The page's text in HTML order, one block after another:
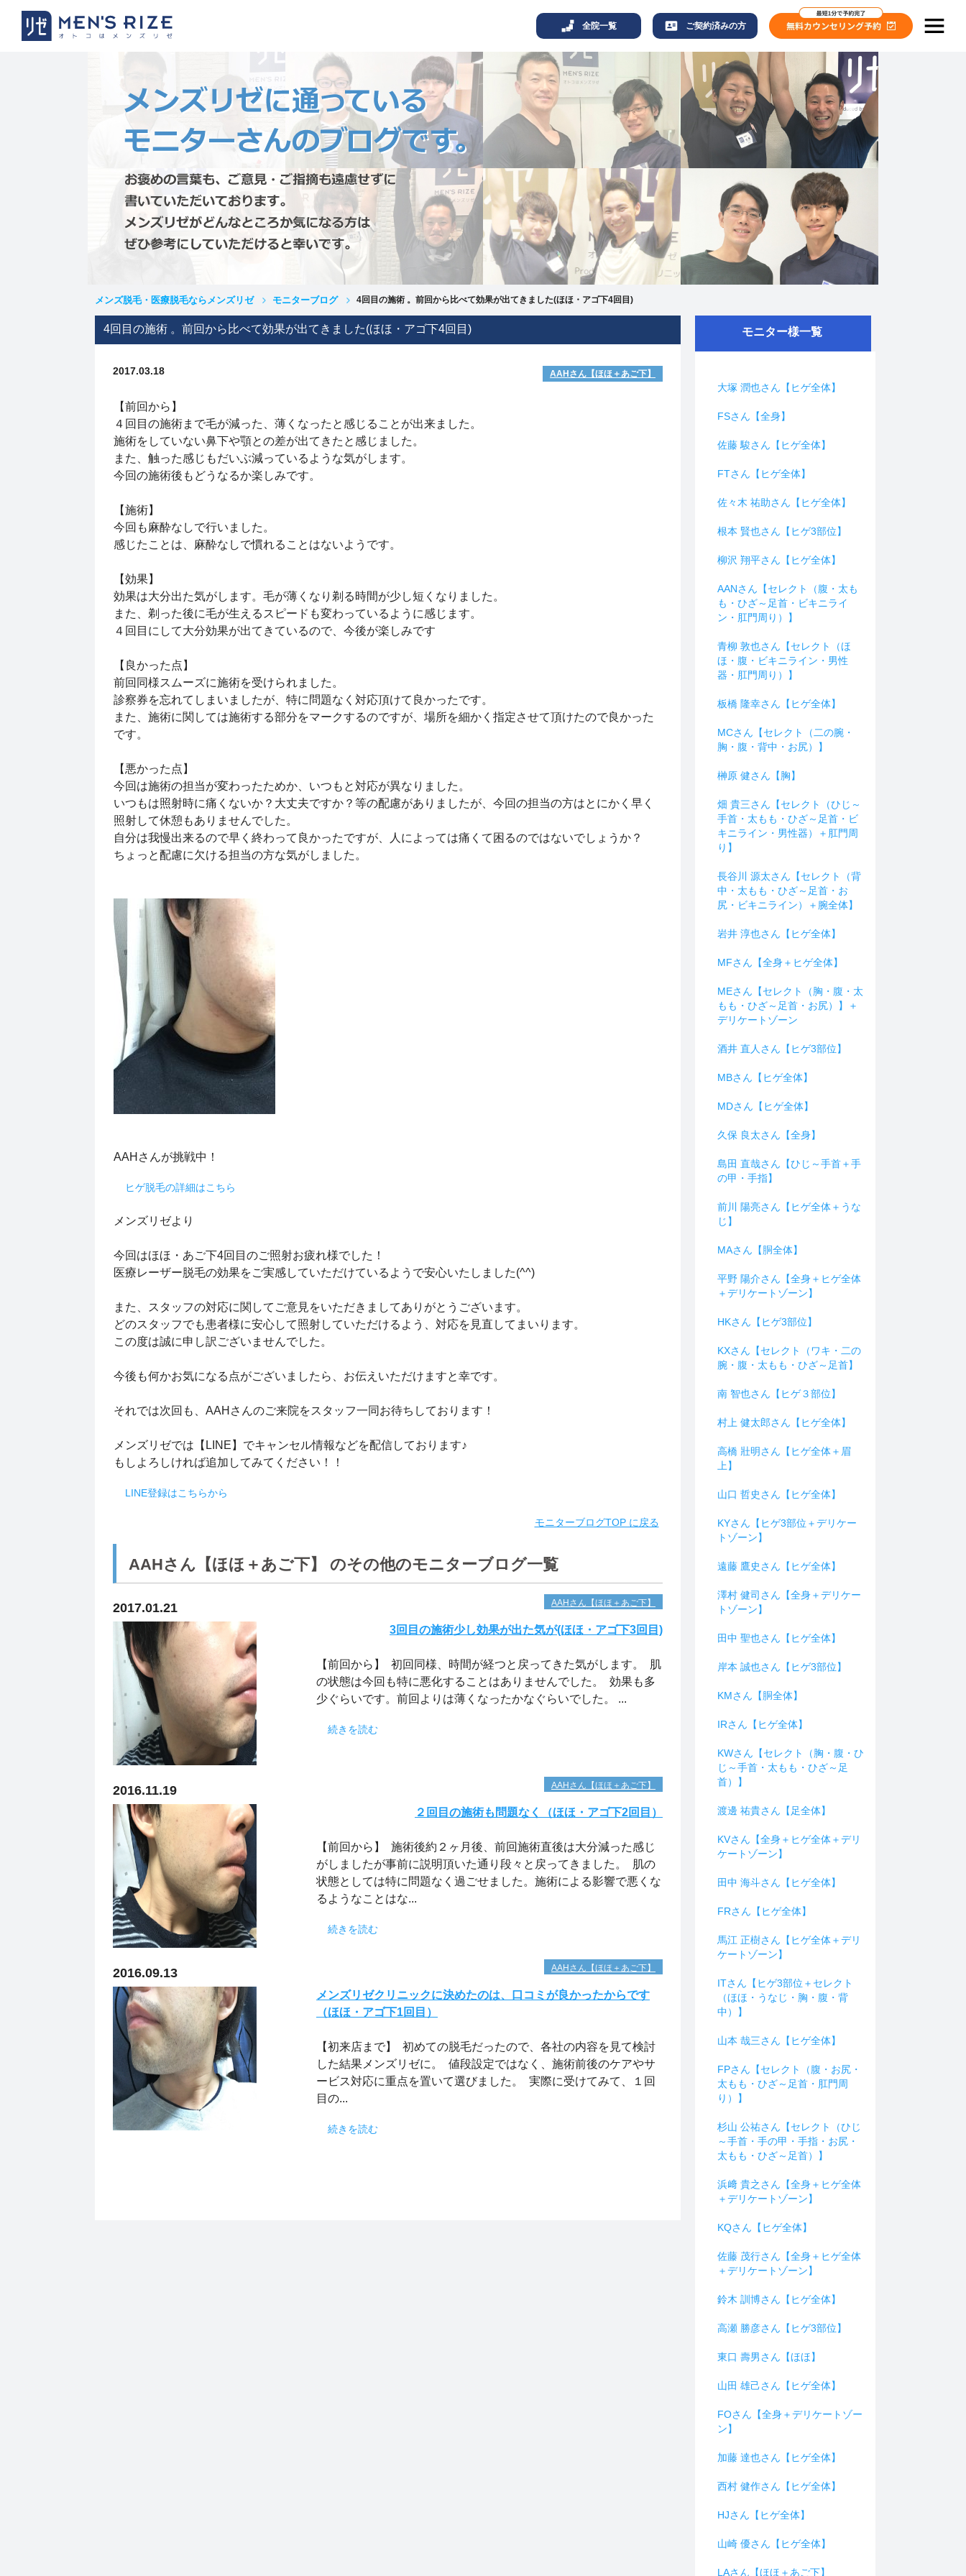
全院一覧 ご契約済みの方
メンズ脱毛・医療脱毛ならメンズリゼ モニターブログ 4回目の施術 。前回から比べて効果が出てきました(ほほ・アゴ下4回目)
4回目の施術 。前回から比べて効果が出てきました(ほほ・アゴ下4回目)
2017.03.18 AAHさん【ほほ＋あご下】
【前回から】
４回目の施術まで毛が減った、薄くなったと感じることが出来ました。
施術をしていない鼻下や顎との差が出てきたと感じました。
また、触った感じもだいぶ減っているような気がします。
今回の施術後もどうなるか楽しみです。
【施術】
今回も麻酔なしで行いました。
感じたことは、麻酔なしで慣れることはないようです。
【効果】
効果は大分出た気がします。毛が薄くなり剃る時間が少し短くなりました。
また、剃った後に毛が生えるスピードも変わっているように感じます。
４回目にして大分効果が出てきているので、今後が楽しみです
【良かった点】
前回同様スムーズに施術を受けられました。
診察券を忘れてしまいましたが、特に問題なく対応頂けて良かったです。
また、施術に関しては施術する部分をマークするのですが、場所を細かく指定させて頂けたので良かった
です。
【悪かった点】
今回は施術の担当が変わったためか、いつもと対応が異なりました。
いつもは照射時に痛くないか？大丈夫ですか？等の配慮がありましたが、今回の担当の方はとにかく早く
照射して休憩もありませんでした。
自分は我慢出来るので早く終わって良かったですが、人によっては痛くて困るのではないでしょうか？
ちょっと配慮に欠ける担当の方な気がしました。
AAHさんが挑戦中！
ヒゲ脱毛の詳細はこちら
メンズリゼより
今回はほほ・あご下4回目のご照射お疲れ様でした！
医療レーザー脱毛の効果をご実感していただけているようで安心いたしました(^^)
また、スタッフの対応に関してご意見をいただきましてありがとうございます。
どのスタッフでも患者様に安心して照射していただけるよう、対応を見直してまいります。
この度は誠に申し訳ございませんでした。
今後も何かお気になる点がございましたら、お伝えいただけますと幸です。
それでは次回も、AAHさんのご来院をスタッフ一同お待ちしております！
メンズリゼでは【LINE】でキャンセル情報などを配信しております♪
もしよろしければ追加してみてください！！
LINE登録はこちらから
モニターブログTOP に戻る
AAHさん【ほほ＋あご下】 のその他のモニターブログ一覧
2017.01.21 AAHさん【ほほ＋あご下】
3回目の施術少し効果が出た気が(ほほ・アゴ下3回目)
【前回から】 初回同様、時間が経つと戻ってきた気がします。 肌
の状態は今回も特に悪化することはありませんでした。 効果も多
少ぐらいです。前回よりは薄くなったかなぐらいでした。 ...
続きを読む
2016.11.19 AAHさん【ほほ＋あご下】
２回目の施術も問題なく（ほほ・アゴ下2回目）
【前回から】 施術後約２ヶ月後、前回施術直後は大分減った感じ
がしましたが事前に説明頂いた通り段々と戻ってきました。 肌の
状態としては特に問題なく過ごせました。施術による影響で悪くな
るようなことはな...
続きを読む
2016.09.13 AAHさん【ほほ＋あご下】
メンズリゼクリニックに決めたのは、口コミが良かったからです
（ほほ・アゴ下1回目）
【初来店まで】 初めての脱毛だったので、各社の内容を見て検討
した結果メンズリゼに。 値段設定ではなく、施術前後のケアやサ
ービス対応に重点を置いて選びました。 実際に受けてみて、１回
目の...
続きを読む
モニター様一覧
大塚 潤也さん【ヒゲ全体】
FSさん【全身】
佐藤 駿さん【ヒゲ全体】
FTさん【ヒゲ全体】
佐々木 祐助さん【ヒゲ全体】
根本 賢也さん【ヒゲ3部位】
柳沢 翔平さん【ヒゲ全体】
AANさん【セレクト（腹・太も
も・ひざ～足首・ビキニライ
ン・肛門周り）】
青柳 敦也さん【セレクト（ほ
ほ・腹・ビキニライン・男性
器・肛門周り）】
板橋 隆幸さん【ヒゲ全体】
MCさん【セレクト（二の腕・
胸・腹・背中・お尻）】
榊原 健さん【胸】
畑 貴三さん【セレクト（ひじ～
手首・太もも・ひざ～足首・ビ
キニライン・男性器）＋肛門周
り】
長谷川 源太さん【セレクト（背
中・太もも・ひざ～足首・お
尻・ビキニライン）＋腕全体】
岩井 淳也さん【ヒゲ全体】
MFさん【全身＋ヒゲ全体】
MEさん【セレクト（胸・腹・太
もも・ひざ～足首・お尻）】＋
デリケートゾーン
酒井 直人さん【ヒゲ3部位】
MBさん【ヒゲ全体】
MDさん【ヒゲ全体】
久保 良太さん【全身】
島田 直哉さん【ひじ～手首＋手
の甲・手指】
前川 陽亮さん【ヒゲ全体＋うな
じ】
MAさん【胴全体】
平野 陽介さん【全身＋ヒゲ全体
＋デリケートゾーン】
HKさん【ヒゲ3部位】
KXさん【セレクト（ワキ・二の
腕・腹・太もも・ひざ～足首】
南 智也さん【ヒゲ３部位】
村上 健太郎さん【ヒゲ全体】
高橋 壯明さん【ヒゲ全体＋眉
上】
山口 哲史さん【ヒゲ全体】
KYさん【ヒゲ3部位＋デリケー
トゾーン】
遠藤 鷹史さん【ヒゲ全体】
澤村 健司さん【全身＋デリケー
トゾーン】
田中 聖也さん【ヒゲ全体】
岸本 誠也さん【ヒゲ3部位】
KMさん【胴全体】
IRさん【ヒゲ全体】
KWさん【セレクト（胸・腹・ひ
じ～手首・太もも・ひざ～足
首）】
渡邊 祐貴さん【足全体】
KVさん【全身＋ヒゲ全体＋デリ
ケートゾーン】
田中 海斗さん【ヒゲ全体】
FRさん【ヒゲ全体】
馬江 正樹さん【ヒゲ全体＋デリ
ケートゾーン】
ITさん【ヒゲ3部位＋セレクト
（ほほ・うなじ・胸・腹・背
中）】
山本 哉三さん【ヒゲ全体】
FPさん【セレクト（腹・お尻・
太もも・ひざ～足首・肛門周
り）】
杉山 公祐さん【セレクト（ひじ
～手首・手の甲・手指・お尻・
太もも・ひざ～足首）】
浜﨑 貴之さん【全身＋ヒゲ全体
＋デリケートゾーン】
KQさん【ヒゲ全体】
佐藤 茂行さん【全身＋ヒゲ全体
＋デリケートゾーン】
鈴木 訓博さん【ヒゲ全体】
高瀬 勝彦さん【ヒゲ3部位】
東口 壽男さん【ほほ】
山田 雄己さん【ヒゲ全体】
FOさん【全身＋デリケートゾー
ン】
加藤 達也さん【ヒゲ全体】
西村 健作さん【ヒゲ全体】
HJさん【ヒゲ全体】
山崎 優さん【ヒゲ全体】
LAさん【ほほ＋あご下】